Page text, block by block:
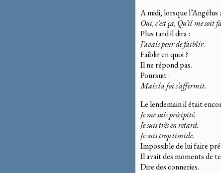
A midi, lorsque l’Angélus
Oui, c’est ça, Qu’il me soit
Plus tard il dira :
J’avais peur de faiblir.
Faiblir en quoi ?
Il ne répond pas.
Poursuit :
Mais la foi s’affermit.
Le lendemain il était
Je me suis précipité.
Je suis très en retard.
Je suis trop timide.
Impossible de lui faire
Il avait des moments de
Dire des conneries.